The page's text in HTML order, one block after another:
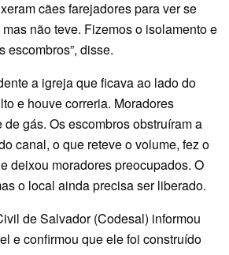
cães farejadores para ver se
não teve. Fizemos o isolamento e
escombros”, disse.
a igreja que ficava ao lado do
e houve correria. Moradores
de gás. Os escombros obstruíram a
canal, o que reteve o volume, fez o
deixou moradores preocupados. O
o local ainda precisa ser liberado.
de Salvador (Codesal) informou
e confirmou que ele foi construído